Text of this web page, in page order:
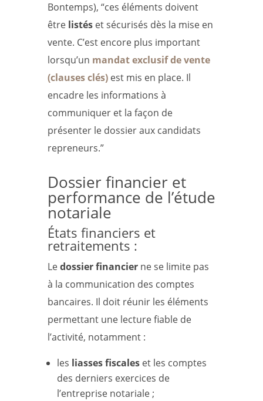
Bontemps), “ces éléments doivent
êtrelistés et sécurisés dès la mise en
vente. C’est encore plus important
lorsqu’un mandat exclusif de vente
(clauses clés)est mis en place. Il
encadre les informations à
communiquer et la façon de
présenter le dossier aux candidats
repreneurs.”
Dossier financier et
performance de l’étude
notariale
États financiers et
retraitements :
Ledossier financierne se limite pas
à la communication des comptes
bancaires. Il doit réunir les éléments
permettant une lecture fiable de
l’activité, notamment :
les liasses fiscaleset les comptes
des derniers exercices de
l’entreprise notariale ;